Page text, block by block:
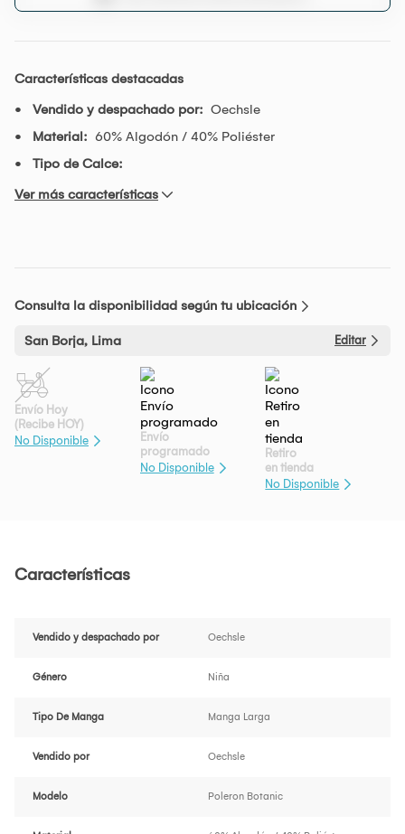
Características destacadas
Vendido y despachado por: Oechsle
Material: 60% Algodón / 40% Poliéster
Tipo de Calce:
Ver más características
Consulta la disponibilidad según tu ubicación
San Borja, Lima Editar
Envío Hoy
(Recibe HOY)
No Disponible
Envío
programado
No Disponible
Retiro
en tienda
No Disponible
Características
Vendido y despachado por Oechsle
Género Niña
Tipo De Manga Manga Larga
Vendido por Oechsle
Modelo Poleron Botanic